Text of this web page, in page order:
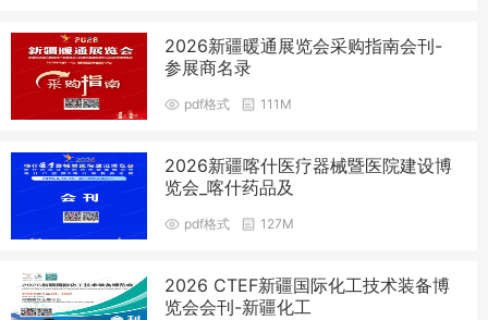
2026新疆暖通展览会采购指南会刊-
参展商名录
pdf格式 111M
2026新疆喀什医疗器械暨医院建设博
览会_喀什药品及
pdf格式 127M
2026 CTEF新疆国际化工技术装备博
览会会刊-新疆化工